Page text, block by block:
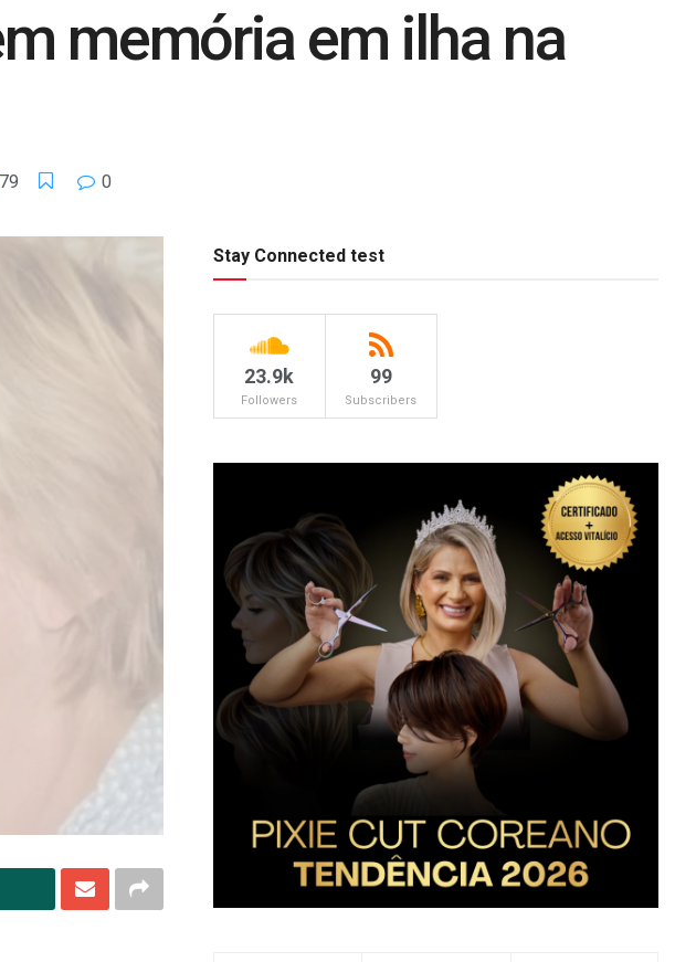
memória em ilha na
79 0
Stay Connected test
23.9k
Followers
99
Subscribers